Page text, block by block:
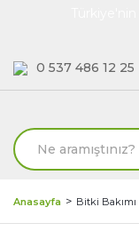
0 537 486 12 25
Anasayfa Bitki Bakımı